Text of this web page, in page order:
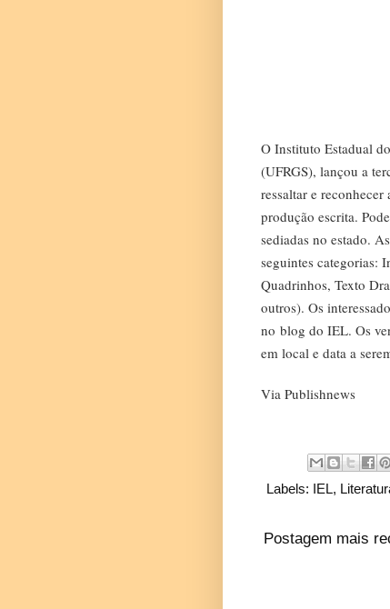
O Instituto Estadual
(UFRGS), lançou a
ressaltar e
produção escrita.
sediadas no estado.
seguintes categorias:
Quadrinhos, Texto
outros). Os
no blog do IEL. Os
em local e data a
Via Publishnews
Labels: IEL,
Postagem mais